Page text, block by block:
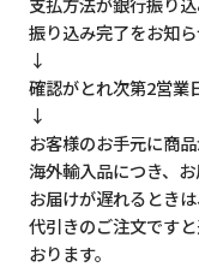
振り込み完了をお知
↓
確認がとれ次第2営業
↓
お客様のお手元に商品
海外輸入品につき、
お届けが遅れるとき
代引きのご注文です
おります。